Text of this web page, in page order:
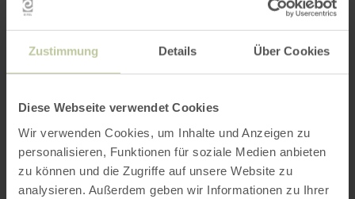
Zustimmung Details Über Cookies
Diese Webseite verwendet Cookies
Wir verwenden Cookies, um Inhalte und Anzeigen zu
personalisieren, Funktionen für soziale Medien anbieten
zu können und die Zugriffe auf unsere Website zu
analysieren. Außerdem geben wir Informationen zu Ihrer